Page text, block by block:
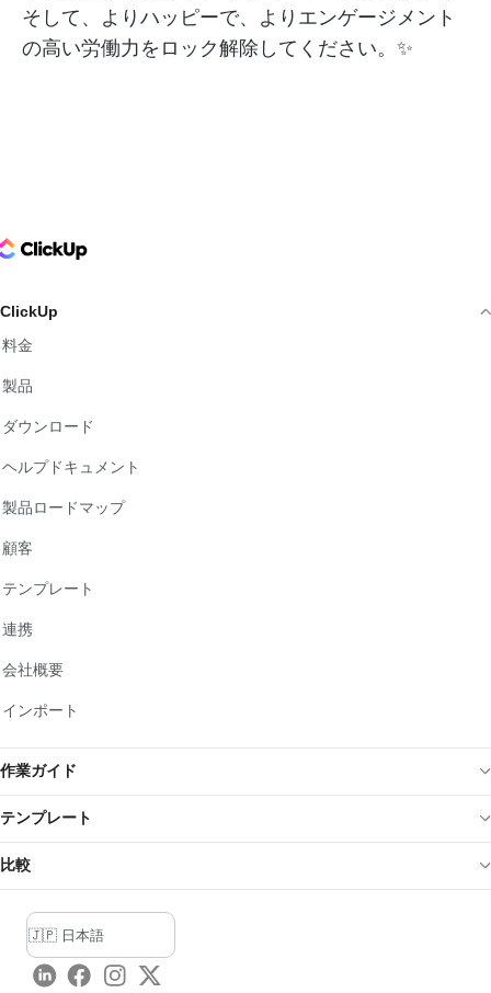
そして、よりハッピーで、よりエンゲージメント
の高い労働力をロック解除してください。✨
Logo
ClickUp
料金
製品
ダウンロード
ヘルプドキュメント
製品ロードマップ
顧客
テンプレート
連携
会社概要
インポート
作業ガイド
テンプレート
比較
LinkedInFacebook
Instagram
Twitter